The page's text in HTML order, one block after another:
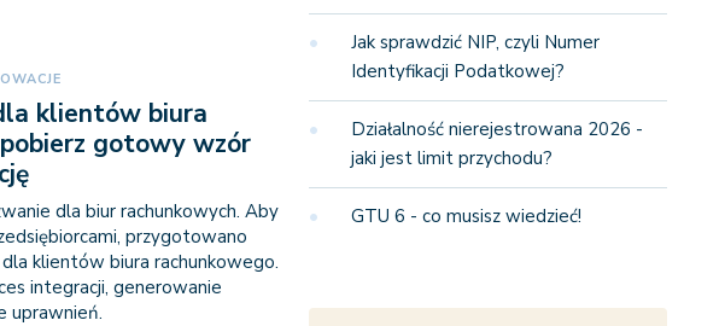
klientów biura
gotowy wzór
dla biur rachunkowych. Aby
przygotowano
klientów biura rachunkowego.
integracji, generowanie
uprawnień.
Jak sprawdzić NIP, czyli Numer
Identyfikacji Podatkowej?
Działalność nierejestrowana 2026 -
jaki jest limit przychodu?
GTU 6 - co musisz wiedzieć!